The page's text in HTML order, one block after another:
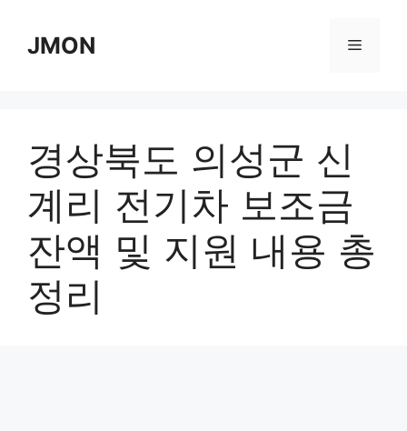
contentJMON Menu
경상북도 의성군 신
계리 전기차 보조금
잔액 및 지원 내용 총
정리